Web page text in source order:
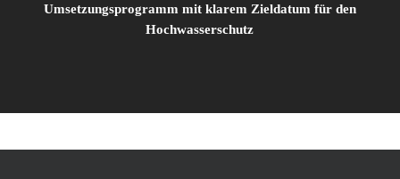
Umsetzungsprogramm mit klarem Zieldatum für den
Hochwasserschutz